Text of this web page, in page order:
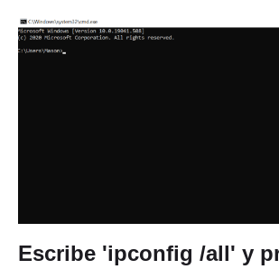
Escribe 'ipconfig /all' y